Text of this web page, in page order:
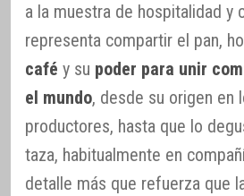
a la muestra de hospitalidad y
representa compartir el pan,
café y su poder para unir
el mundo, desde su origen en
productores, hasta que lo
taza, habitualmente en
detalle más que refuerza que